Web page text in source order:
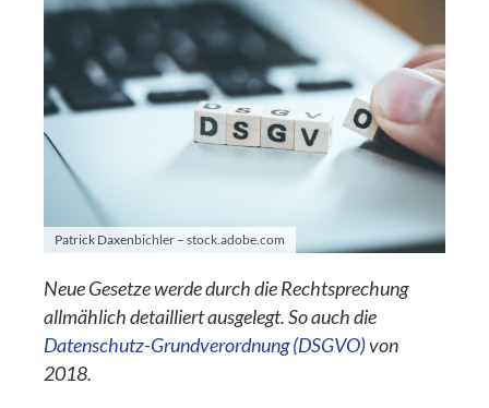
Patrick Daxenbichler – stock.adobe.com
Neue Gesetze werde durch die Rechtsprechung
allmählich detailliert ausgelegt. So auch die
Datenschutz-Grundverordnung (DSGVO)von
2018.